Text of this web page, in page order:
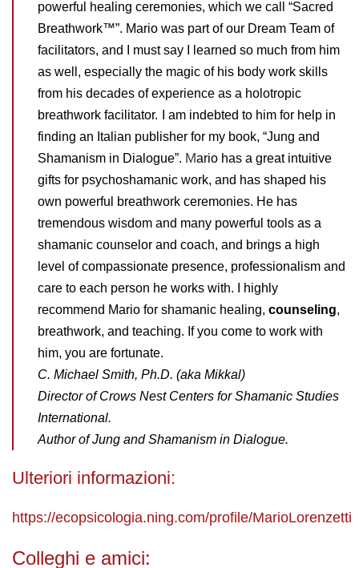
powerful healing ceremonies, which we call “Sacred
Breathwork™”. Mario was part of our Dream Team of
facilitators, and I must say I learned so much from him
as well, especially the magic of his body work skills
from his decades of experience as a holotropic
breathwork facilitator.
I am indebted to him for help in
finding an Italian publisher for my book, “Jung and
Shamanism in Dialogue”. Mario has a great intuitive
gifts for psychoshamanic work, and has shaped his
own powerful breathwork ceremonies. He has
tremendous wisdom and many powerful tools as a
shamanic counselor and coach, and brings a high
level of compassionate presence, professionalism and
care to each person he works with. I highly
recommend Mario for shamanic healing, counseling,
breathwork, and teaching. If you come to work with
him, you are fortunate.
C. Michael Smith, Ph.D. (aka Mikkal)
Director of Crows Nest Centers for Shamanic Studies
International.
Author of Jung and Shamanism in Dialogue.
Ulteriori informazioni:
https://ecopsicologia.ning.com/profile/MarioLorenzetti
Colleghi e amici: